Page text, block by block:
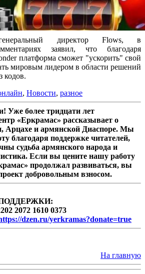
директор Flows, в
заявил, что благодаря
платформа сможет "ускорить" свой
мировым лидером в области решений
кодов.
, Новости, разное
Уже более тридцати лет
«Еркрамас» рассказывает о
Арцахе и армянской Диаспоре. Мы
благодаря поддержке читателей,
судьба армянского народа и
Если вы цените нашу работу
продолжал развиваться, вы
добровольным взносом.
2072 1610 0373
dzen.ru/yerkramas?donate=true
На главную